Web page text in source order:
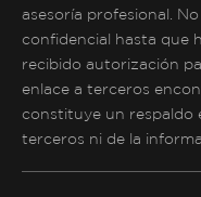
asesoría profesional.
confidencial hasta que
recibido autorización
enlace a terceros
constituye un respaldo
terceros ni de la